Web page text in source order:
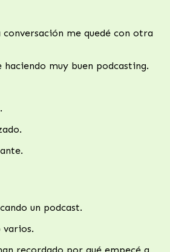
conversación me quedé con otra
haciendo muy buen podcasting.
un podcast.
varios.